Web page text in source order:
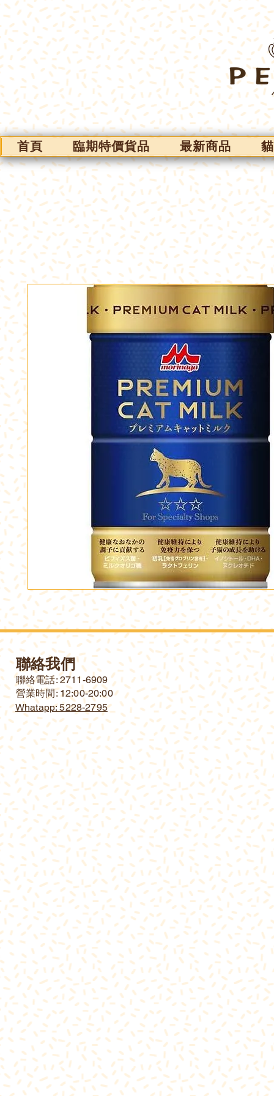
首頁 臨期特價貨品 最新商品
聯絡我們
​聯絡電話: 2711-6909
營業時間: 12:00-20:00
Whatapp: 5228-2795